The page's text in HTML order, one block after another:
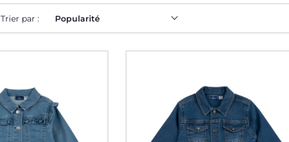
Trier par : Popularité